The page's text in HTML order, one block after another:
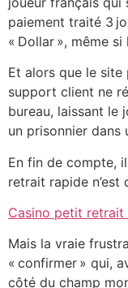
paiement traité 3
« Dollar », même
Et alors que le
support client ne
bureau, laissant le
un prisonnier dans
En fin de compte,
retrait rapide n’est
Casino petit
Mais la vraie
« confirmer » qui,
côté du champ